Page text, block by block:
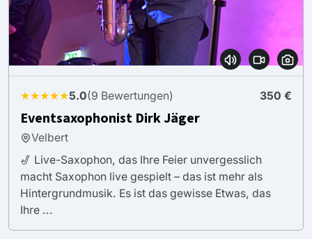
★★★★★5.0(9 Bewertungen) 350 €
Eventsaxophonist Dirk Jäger
Velbert
🎷 Live-Saxophon, das Ihre Feier unvergesslich
macht Saxophon live gespielt – das ist mehr als
Hintergrundmusik. Es ist das gewisse Etwas, das
Ihre ...